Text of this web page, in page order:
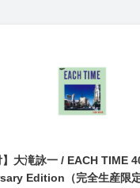
】大滝詠一 / EACH TIME
Edition（完全生産限